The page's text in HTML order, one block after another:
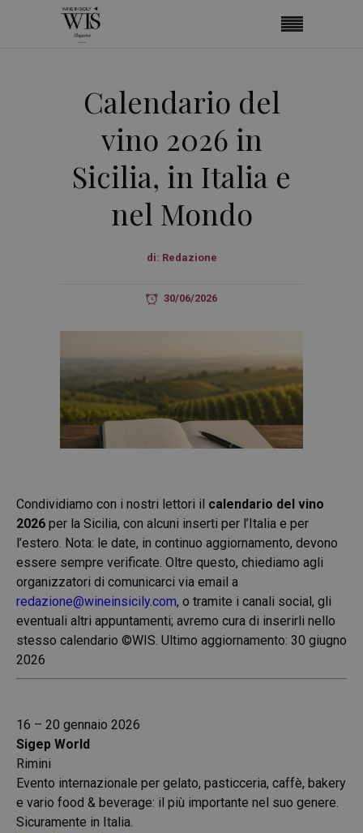
Calendario del
vino 2026 in
Sicilia, in Italia e
nel Mondo
di: Redazione
30/06/2026
Condividiamo con i nostri lettori il calendario del vino
2026 per la Sicilia, con alcuni inserti per l’Italia e per
l’estero. Nota: le date, in continuo aggiornamento, devono
essere sempre verificate. Oltre questo, chiediamo agli
organizzatori di comunicarci via email a
redazione@wineinsicily.com, o tramite i canali social, gli
eventuali altri appuntamenti; avremo cura di inserirli nello
stesso calendario ©WIS. Ultimo aggiornamento: 30 giugno
2026
16 – 20 gennaio 2026
Sigep World
Rimini
Evento internazionale per gelato, pasticceria, caffè, bakery
e vario food & beverage: il più importante nel suo genere.
Sicuramente in Italia.